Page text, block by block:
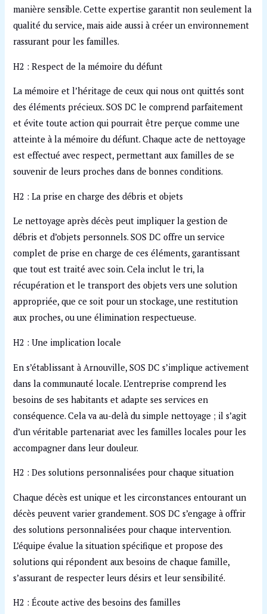
manière sensible. Cette expertise garantit non seulement la
qualité du service, mais aide aussi à créer un environnement
rassurant pour les familles.
H2 : Respect de la mémoire du défunt
La mémoire et l’héritage de ceux qui nous ont quittés sont
des éléments précieux. SOS DC le comprend parfaitement
et évite toute action qui pourrait être perçue comme une
atteinte à la mémoire du défunt. Chaque acte de nettoyage
est effectué avec respect, permettant aux familles de se
souvenir de leurs proches dans de bonnes conditions.
H2 : La prise en charge des débris et objets
Le nettoyage après décès peut impliquer la gestion de
débris et d’objets personnels. SOS DC offre un service
complet de prise en charge de ces éléments, garantissant
que tout est traité avec soin. Cela inclut le tri, la
récupération et le transport des objets vers une solution
appropriée, que ce soit pour un stockage, une restitution
aux proches, ou une élimination respectueuse.
H2 : Une implication locale
En s’établissant à Arnouville, SOS DC s’implique activement
dans la communauté locale. L’entreprise comprend les
besoins de ses habitants et adapte ses services en
conséquence. Cela va au-delà du simple nettoyage ; il s’agit
d’un véritable partenariat avec les familles locales pour les
accompagner dans leur douleur.
H2 : Des solutions personnalisées pour chaque situation
Chaque décès est unique et les circonstances entourant un
décès peuvent varier grandement. SOS DC s’engage à offrir
des solutions personnalisées pour chaque intervention.
L’équipe évalue la situation spécifique et propose des
solutions qui répondent aux besoins de chaque famille,
s’assurant de respecter leurs désirs et leur sensibilité.
H2 : Écoute active des besoins des familles